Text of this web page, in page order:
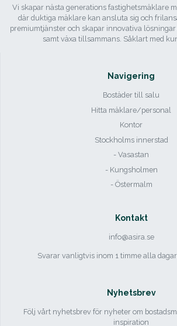
Vi skapar nästa generations fastighetsmäklare
där duktiga mäklare kan ansluta sig och
premiumtjänster och skapar innovativa
samt växa tillsammans. Såklart med
Navigering
Bostäder till salu
Hitta mäklare/personal
Kontor
Stockholms innerstad
- Vasastan
- Kungsholmen
- Östermalm
Kontakt
info@asira.se
Svarar vanligtvis inom 1 timme alla
Nyhetsbrev
Följ vårt nyhetsbrev för nyheter om
inspiration